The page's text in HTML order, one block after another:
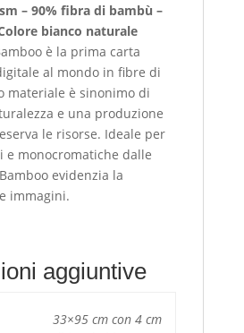
– 90% fibra di bambù –
bianco naturale
è la prima carta
al mondo in fibre di
materiale è sinonimo di
e una produzione
le risorse. Ideale per
e monocromatiche dalle
evidenzia la
immagini.
aggiuntive
33×95 cm con 4 cm